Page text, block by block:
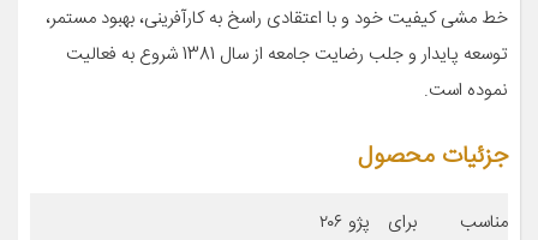
خط مشی کیفیت خود و با اعتقادی راسخ به کارآفرینی، بهبود مستمر،
توسعه پایدار و جلب رضایت جامعه از سال 1381 شروع به فعالیت
نموده است.
جزئیات محصول
مناسب برای
پژو ۲۰۶